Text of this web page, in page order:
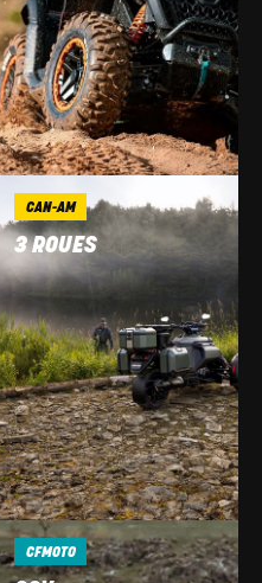
CAN-AM
3 ROUES
CFMOTO